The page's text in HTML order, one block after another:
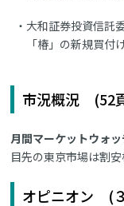
大和証券投資信託
「椿」の新規買付
市況概況 (52
月間マーケットウォッ
目先の東京市場は割
オピニオン (